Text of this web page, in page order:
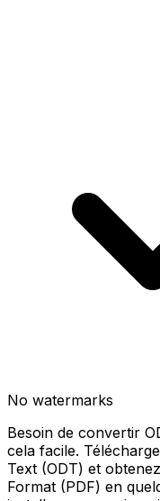
No watermarks
Besoin de convertir
cela facile.
Text (ODT) et
Format (PDF) en